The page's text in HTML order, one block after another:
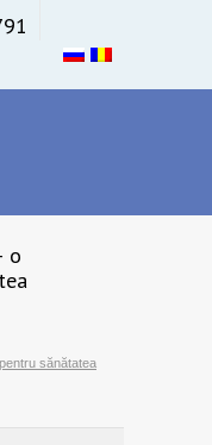
o
sănătatea